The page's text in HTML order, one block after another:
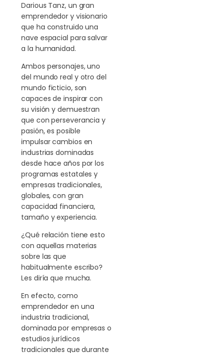
Darious Tanz, un gran
emprendedor y visionario
que ha construido una
nave espacial para salvar
a la humanidad.
Ambos personajes, uno
del mundo real y otro del
mundo ficticio, son
capaces de inspirar con
su visión y demuestran
que con perseverancia y
pasión, es posible
impulsar cambios en
industrias dominadas
desde hace años por los
programas estatales y
empresas tradicionales,
globales, con gran
capacidad financiera,
tamaño y experiencia.
¿Qué relación tiene esto
con aquellas materias
sobre las que
habitualmente escribo?
Les diría que mucha.
En efecto, como
emprendedor en una
industria tradicional,
dominada por empresas o
estudios jurídicos
tradicionales que durante